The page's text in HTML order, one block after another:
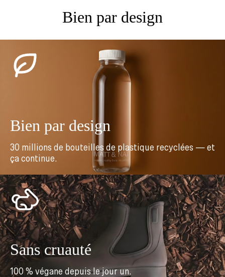
Bien par design
Bien par design
30 millions de bouteilles de plastique recyclées — et
ça continue.
Sans cruauté
100 % végane depuis le jour un.